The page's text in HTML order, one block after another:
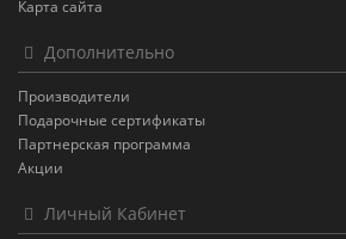
Карта сайта
Дополнительно
Производители
Подарочные сертификаты
Партнерская программа
Акции
Личный Кабинет